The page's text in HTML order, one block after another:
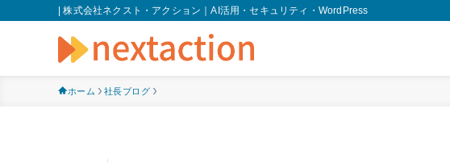
| 株式会社ネクスト・アクション｜AI活用・セキュリティ・WordPress
ホーム 社長ブログ